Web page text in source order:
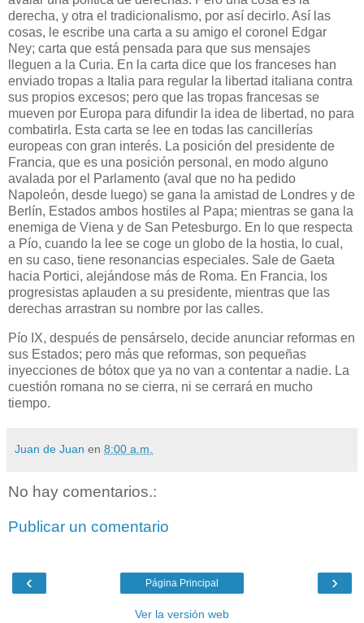
derecha, y otra el tradicionalismo, por así decirlo. Así las
cosas, le escribe una carta a su amigo el coronel Edgar
Ney; carta que está pensada para que sus mensajes
lleguen a la Curia. En la carta dice que los franceses han
enviado tropas a Italia para regular la libertad italiana contra
sus propios excesos; pero que las tropas francesas se
mueven por Europa para difundir la idea de libertad, no para
combatirla. Esta carta se lee en todas las cancillerías
europeas con gran interés. La posición del presidente de
Francia, que es una posición personal, en modo alguno
avalada por el Parlamento (aval que no ha pedido
Napoleón, desde luego) se gana la amistad de Londres y de
Berlín, Estados ambos hostiles al Papa; mientras se gana la
enemiga de Viena y de San Petesburgo. En lo que respecta
a Pío, cuando la lee se coge un globo de la hostia, lo cual,
en su caso, tiene resonancias especiales. Sale de Gaeta
hacia Portici, alejándose más de Roma. En Francia, los
progresistas aplauden a su presidente, mientras que las
derechas arrastran su nombre por las calles.
Pío IX, después de pensárselo, decide anunciar reformas en
sus Estados; pero más que reformas, son pequeñas
inyecciones de bótox que ya no van a contentar a nadie. La
cuestión romana no se cierra, ni se cerrará en mucho
tiempo.
Juan de Juan en 8:00 a.m.
No hay comentarios.:
Publicar un comentario
‹ ›
Página Principal
Ver la versión web